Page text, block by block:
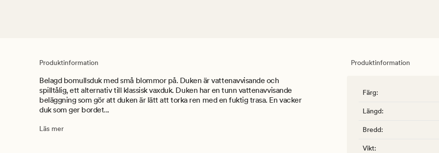
Produktinformation
Belagd bomullsduk med små blommor på. Duken är vattenavvisande och
spilltålig, ett alternativ till klassisk vaxduk. Duken har en tunn vattenavvisande
beläggning som gör att duken är lätt att torka ren med en fuktig trasa. En vacker
duk som ger bordet...
Läs mer
Produktinformation
Färg:
Längd:
Bredd:
Vikt: